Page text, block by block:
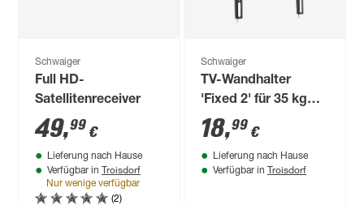
Schwaiger
Full HD-
Satellitenreceiver
49,99 €
Lieferung nach Hause
Verfügbar in Troisdorf
Nur wenige verfügbar
(2)
Schwaiger
TV-Wandhalter
'Fixed 2' für 35 kg
Gewicht fix
18,99 €
Lieferung nach Hause
Verfügbar in Troisdorf